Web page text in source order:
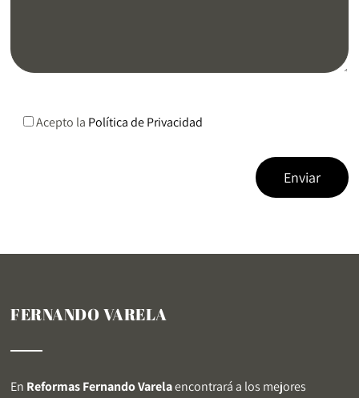
Acepto la Política de Privacidad
FERNANDO VARELA
En Reformas Fernando Varelaencontrará a los mejores